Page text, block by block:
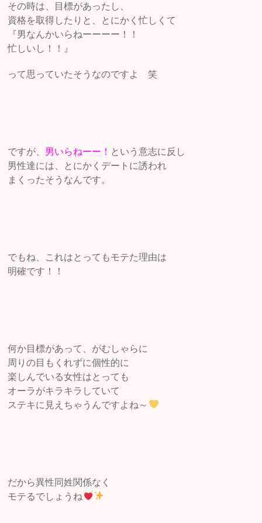
その時は、目標があったし、
資格を取得したりと、とにかく忙しくて
『男なんかいらねーーーー！！
忙しいし！！』
って思っていたそうなのですよ 笑
ですが、 男いらねーー！ という意志に反し
男性達には、とにかくデートに誘われ
まくったそうなんです。
でもね、これはとってもモテた理由は
明確です！！
何か目標があって、がむしゃらに
周りの目もくれずに個性的に
楽しんでいる女性はとっても
オーラがキラキラしていて
ステキに見えちゃうんですよね～
だから異性同姓関係なく
モテるでしょうね